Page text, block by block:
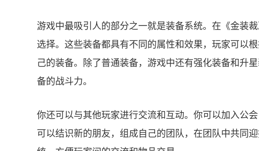
游戏中最吸引人的部分之一就是装备系统。在《金装
选择。这些装备都具有不同的属性和效果，玩家可以
己的装备。除了普通装备，游戏中还有强化装备和升
备的战斗力。
你还可以与其他玩家进行交流和互动。你可以加入公
可以结识新的朋友，组成自己的团队，在团队中共同